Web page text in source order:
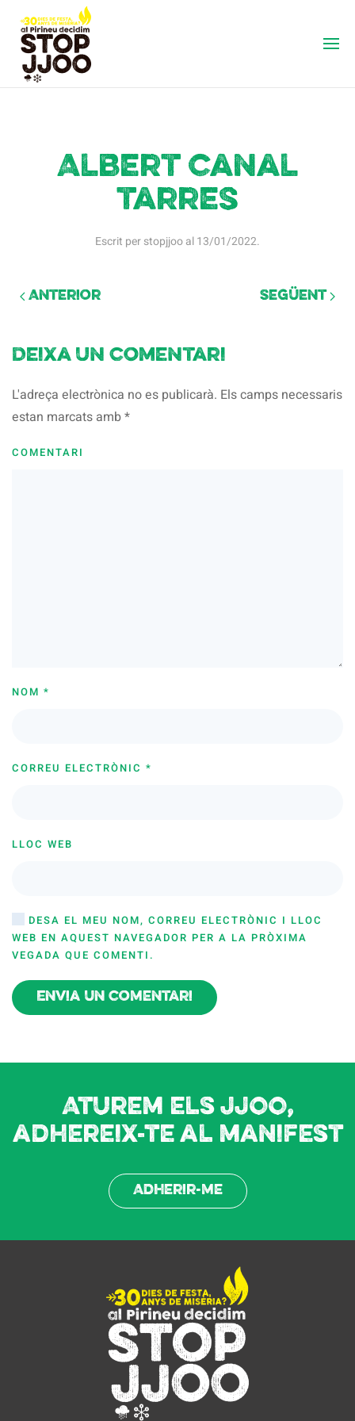
Albert canal
tarres
Escrit perstopjjooal13/01/2022.
Anterior Següent
Deixa un comentari
L'adreça electrònica no es publicarà. Els camps necessaris
estan marcats amb*
COMENTARI
NOM *
CORREU ELECTRÒNIC *
LLOC WEB
DESA EL MEU NOM, CORREU ELECTRÒNIC I LLOC
WEB EN AQUEST NAVEGADOR PER A LA PRÒXIMA
VEGADA QUE COMENTI.
Envia un comentari
Aturem els JJOO,
adhereix-te al manifest
Adherir-me